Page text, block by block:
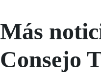
Más
Consejo